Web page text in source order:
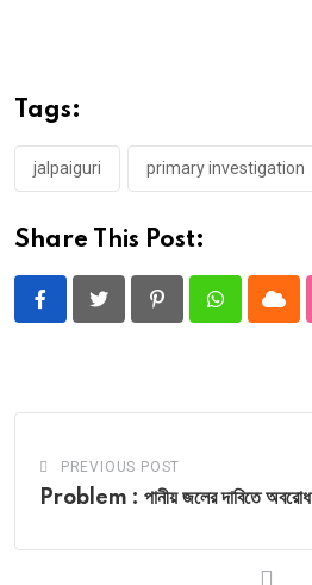
Tags:
jalpaiguri primary investigation
Share This Post:
PinterestWhatsappCloud
PREVIOUS POST
Problem : পানীয় জলের দাবিতে অবরোধ